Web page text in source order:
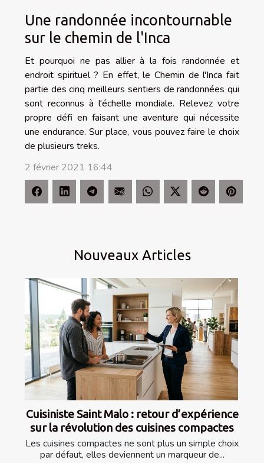
Une randonnée incontournable
sur le chemin de l'Inca
Et pourquoi ne pas allier à la fois randonnée et
endroit spirituel ? En effet, le Chemin de l'Inca fait
partie des cinq meilleurs sentiers de randonnées qui
sont reconnus à l'échelle mondiale. Relevez votre
propre défi en faisant une aventure qui nécessite
une endurance. Sur place, vous pouvez faire le choix
de plusieurs treks.
2 février 2021 16:44
Nouveaux Articles
Cuisiniste Saint Malo : retour d’expérience
sur la révolution des cuisines compactes
Les cuisines compactes ne sont plus un simple choix
par défaut, elles deviennent un marqueur de...